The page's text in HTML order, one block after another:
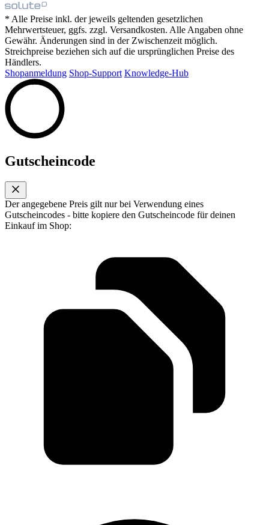
* Alle Preise inkl. der jeweils geltenden gesetzlichen
Mehrwertsteuer, ggfs. zzgl. Versandkosten. Alle Angaben ohne
Gewähr. Änderungen sind in der Zwischenzeit möglich.
Streichpreise beziehen sich auf die ursprünglichen Preise des
Händlers.
Shopanmeldung Shop-Support Knowledge-Hub
Gutscheincode
Der angegebene Preis gilt nur bei Verwendung eines
Gutscheincodes - bitte kopiere den Gutscheincode für deinen
Einkauf im Shop: